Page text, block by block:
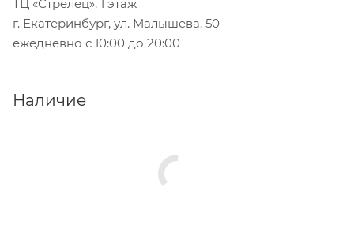
ТЦ «Стрелец», 1 этаж
г. Екатеринбург, ул. Малышева, 50
ежедневно с 10:00 до 20:00
Наличие